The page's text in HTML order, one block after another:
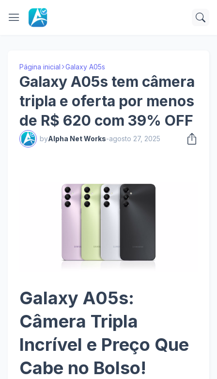
Página inicial Galaxy A05s
Galaxy A05s tem câmera
tripla e oferta por menos
de R$ 620 com 39% OFF
byAlpha Net Works-agosto 27, 2025
Galaxy A05s:
Câmera Tripla
Incrível e Preço Que
Cabe no Bolso!